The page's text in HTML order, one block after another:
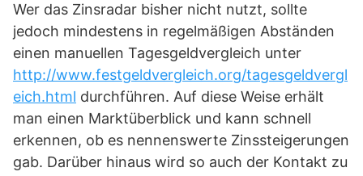
Wer das Zinsradar bisher nicht nutzt, sollte
jedoch mindestens in regelmäßigen Abständen
einen manuellen Tagesgeldvergleich unter
http://www.festgeldvergleich.org/tagesgeldvergl
eich.html durchführen. Auf diese Weise erhält
man einen Marktüberblick und kann schnell
erkennen, ob es nennenswerte Zinssteigerungen
gab. Darüber hinaus wird so auch der Kontakt zu